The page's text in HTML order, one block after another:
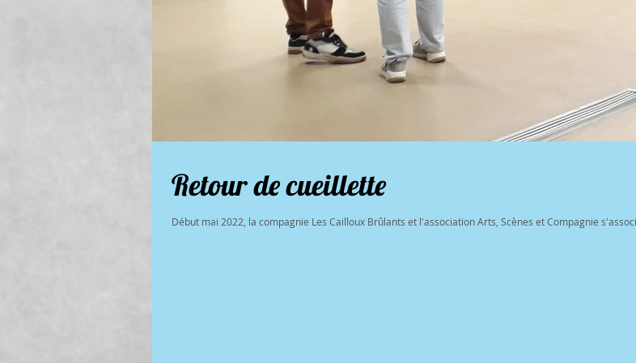
Retour de cueillette
Début mai 2022, la compagnie Les Cailloux Brûlants et l'association Arts, Scènes et Compagnie